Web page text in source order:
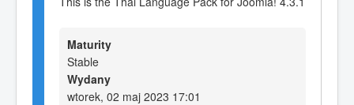
Maturity
Stable
Wydany
wtorek, 02 maj 2023 17:01